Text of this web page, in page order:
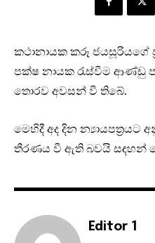
කථානායක කරූ ජයසූරියගේ
පක්ෂ නායක රැස්වීම ආණ්ඩු
තොරව අවසන් වී තිබේ.
මෙහිදී අද දින න්‍යායපත්‍රයට
තීරණය වී ඇති බවයි සඳහන්
Editor 1